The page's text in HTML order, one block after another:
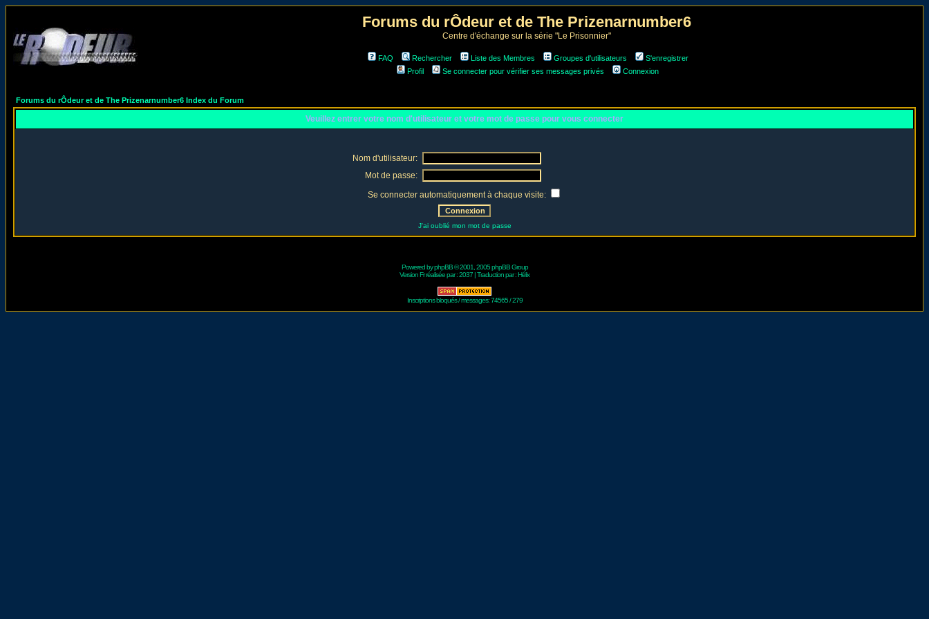
Forums du rÔdeur et de The Prizenarnumber6
Centre d'échange sur la série "Le Prisonnier"
FAQ Rechercher Liste des Membres Groupes d'utilisateurs
S'enregistrer
Profil
Se connecter pour vérifier ses messages privés Connexion
Forums du rÔdeur et de The Prizenarnumber6 Index du Forum
Veuillez entrer votre nom d'utilisateur et votre mot de passe pour vous connecter
Nom d'utilisateur:
Mot de passe:
Se connecter automatiquement à chaque visite:
J'ai oublié mon mot de passe
Powered byphpBB© 2001, 2005 phpBB Group
Version Fr réalisée par :2037 | Traduction par :Hélix
Inscriptions bloqués / messages: 74565 / 279